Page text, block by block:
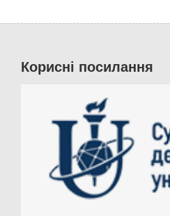
Корисні посилання